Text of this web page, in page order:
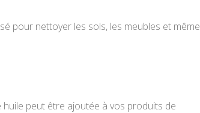
pour nettoyer les sols, les meubles et même
peut être ajoutée à vos produits de